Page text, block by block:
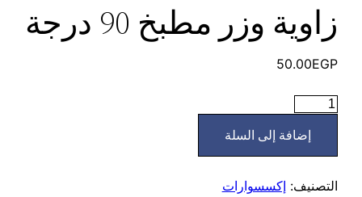
زاوية وزر مطبخ 90 درجة
50.00EGP
كمية
90
إضافة إلى السلة
التصنيف: إكسسوارات